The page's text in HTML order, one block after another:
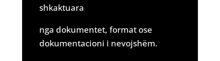
shkaktuara
nga dokumentet, format ose
dokumentacioni i nevojshëm.